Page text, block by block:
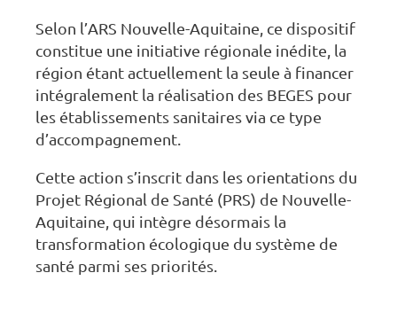
Selon l’ARS Nouvelle-Aquitaine, ce dispositif
constitue une initiative régionale inédite, la
région étant actuellement la seule à financer
intégralement la réalisation des BEGES pour
les établissements sanitaires via ce type
d’accompagnement.
Cette action s’inscrit dans les orientations du
Projet Régional de Santé (PRS) de Nouvelle-
Aquitaine, qui intègre désormais la
transformation écologique du système de
santé parmi ses priorités.